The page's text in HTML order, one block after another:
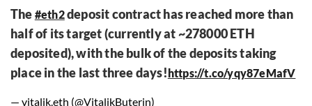
The #eth2deposit contract has reached more than
half of its target (currently at ~278000 ETH
deposited), with the bulk of the deposits taking
place in the last three days! https://t.co/yqy87eMafV
— vitalik.eth (@VitalikButerin)